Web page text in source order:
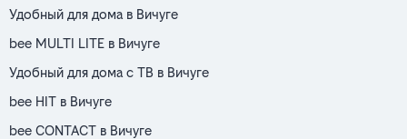
Удобный для дома в Вичуге
bee MULTI LITE в Вичуге
Удобный для дома с ТВ в Вичуге
bee HIT в Вичуге
bee CONTACT в Вичуге